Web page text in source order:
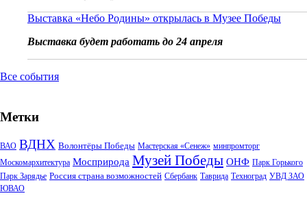
Выставка «Небо Родины» открылась в Музее Победы
Выставка будет работать до 24 апреля
Все события
Метки
ВАО ВДНХ Волонтёры Победы Мастерская «Сенеж» минпромторг
Москомархитектура Мосприрода Музей Победы ОНФ Парк Горького
Парк Зарядье Россия страна возможностей Сбербанк Таврида Техноград УВД ЗАО
ЮВАО